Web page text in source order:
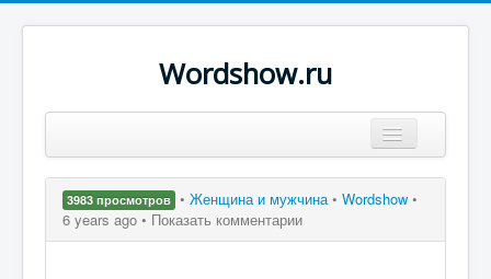
Wordshow.ru
Популярные цитаты
3983 просмотров • Женщина и мужчина• Wordshow •
6 years ago • Показать комментарии